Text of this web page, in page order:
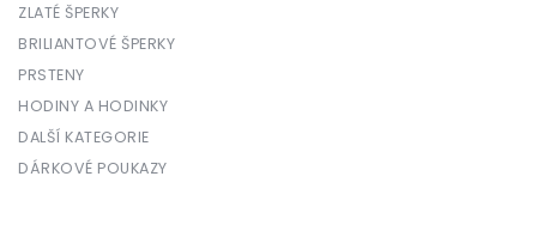
ZLATÉ ŠPERKY
BRILIANTOVÉ ŠPERKY
PRSTENY
HODINY A HODINKY
DALŠÍ KATEGORIE
DÁRKOVÉ POUKAZY